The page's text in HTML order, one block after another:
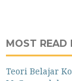
MOST READ
Teori Belajar